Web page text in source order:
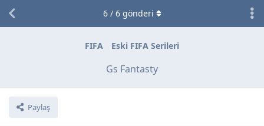
FIFA Eski FIFA Serileri
Gs Fantasty
Paylaş
6/ 6gönderi